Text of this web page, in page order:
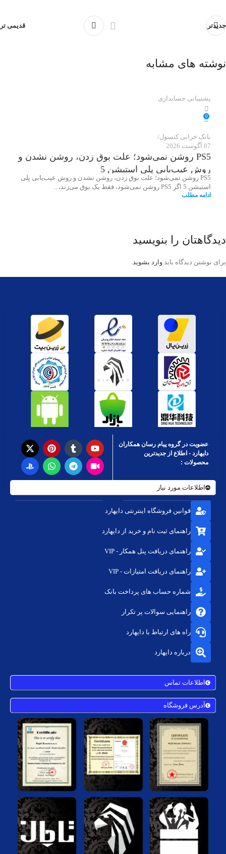
جدیدتر قدیمی تر
نوشته های مشابه
پشتیبانی حسابداری
0
بانک خرابی‌ کنسول
07 آگوست 2026
PS5 روشن نمی‌شود؛ علت بوق زدن، روشن نشدن و
روش عیب‌یابی پلی استیشن 5
PS5 روشن نمی‌شود؛ علت بوق زدن، روشن نشدن و روش عیب‌یابی پلی
استیشن 5 اگر PS5 روشن نمی‌شود، فقط یک بوق می‌زند،...
ادامه مطلب
دیدگاهتان را بنویسید
برای نوشتن دیدگاه باید وارد بشوید
عضویت در گروه پیام رسان همکاران
دایهارد - اطلاع از جدیدترین
محصولات :
اطلاعات مورد نیاز
قوانین فروشگاه اینترنتی دایهارد
راهنمای ثبت نام و خرید از دایهارد
راهنمای دریافت پنل همکار - VIP
راهنمای دریافت امتیازات - VIP
شماره حساب های پرداخت بانک
راهنمایی سوالات پر تکرار
راه های ارتباط با دایهارد
درباره دایهارد
اطلاعات تماس
آدرس فروشگاه